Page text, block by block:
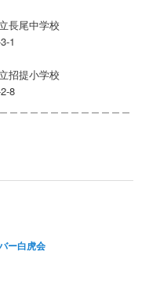
長尾中学校
1
招提小学校
8
ー白虎会